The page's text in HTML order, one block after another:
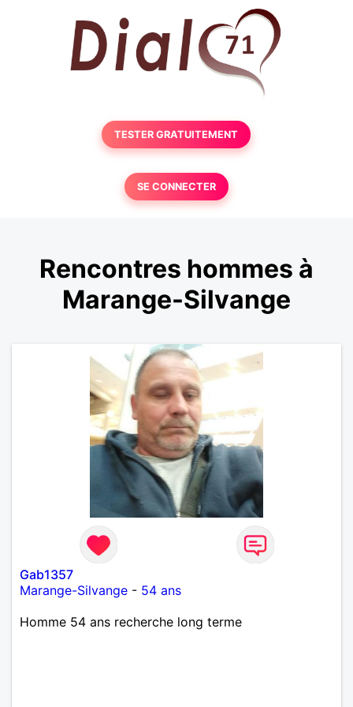
TESTER GRATUITEMENT
SE CONNECTER
Rencontres hommes à
Marange-Silvange
Gab1357
Marange-Silvange - 54 ans
Homme 54 ans recherche long terme